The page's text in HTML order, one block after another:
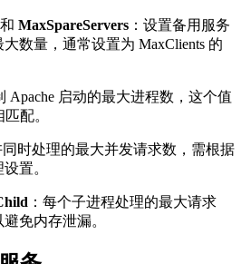
和 MaxSpareServers ：设置备用服务
数量，通常设置为 MaxClients 的
Apache 启动的最大进程数，这个值
配。
同时处理的最大并发请求数，需根据
置。
：每个子进程处理的最大请求
免内存泄漏。